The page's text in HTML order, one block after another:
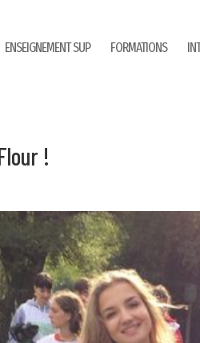
ENSEIGNEMENT SUP FORMATIONS
!